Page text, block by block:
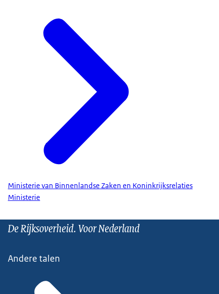
Ministerie van Binnenlandse Zaken en Koninkrijksrelaties
Ministerie
De Rijksoverheid. Voor Nederland
Andere talen